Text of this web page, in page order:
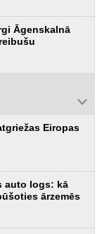
Āgenskalnā
Eiropas
auto logs: kā
ārzemēs